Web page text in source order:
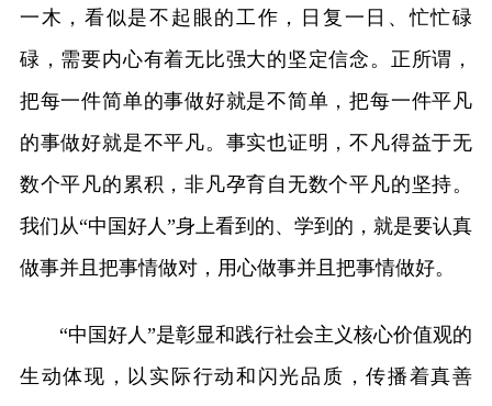
一木，看似是不起眼的工作，日复一日、忙忙碌
碌，需要内心有着无比强大的坚定信念。正所谓，
把每一件简单的事做好就是不简单，把每一件平凡
的事做好就是不平凡。事实也证明，不凡得益于无
数个平凡的累积，非凡孕育自无数个平凡的坚持。
我们从“中国好人”身上看到的、学到的，就是要认真
做事并且把事情做对，用心做事并且把事情做好。
“中国好人”是彰显和践行社会主义核心价值观的
生动体现，以实际行动和闪光品质，传播着真善